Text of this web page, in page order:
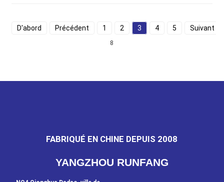
D'abord Précédent 1 2 3 4 5 Suivant
8
FABRIQUÉ EN CHINE DEPUIS 2008
YANGZHOU RUNFANG